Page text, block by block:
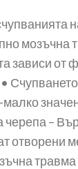
мозъчна
зависи от
малко
черепа –
отворени